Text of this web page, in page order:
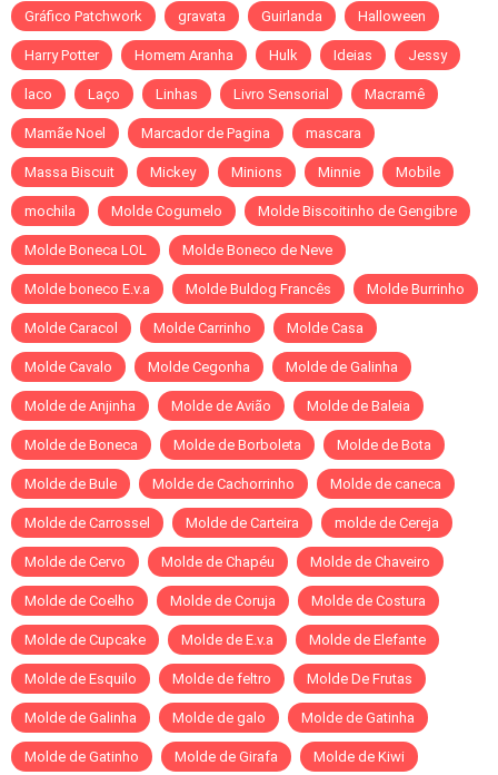
Gráfico Patchwork gravata Guirlanda Halloween
Harry Potter Homem Aranha Hulk Ideias Jessy
laco Laço Linhas Livro Sensorial Macramê
Mamãe Noel Marcador de Pagina mascara
Massa Biscuit Mickey Minions Minnie Mobile
mochila Molde Cogumelo Molde Biscoitinho de Gengibre
Molde Boneca LOL Molde Boneco de Neve
Molde boneco E.v.a Molde Buldog Francês Molde Burrinho
Molde Caracol Molde Carrinho Molde Casa
Molde Cavalo Molde Cegonha Molde de Galinha
Molde de Anjinha Molde de Avião Molde de Baleia
Molde de Boneca Molde de Borboleta Molde de Bota
Molde de Bule Molde de Cachorrinho Molde de caneca
Molde de Carrossel Molde de Carteira molde de Cereja
Molde de Cervo Molde de Chapéu Molde de Chaveiro
Molde de Coelho Molde de Coruja Molde de Costura
Molde de Cupcake Molde de E.v.a Molde de Elefante
Molde de Esquilo Molde de feltro Molde De Frutas
Molde de Galinha Molde de galo Molde de Gatinha
Molde de Gatinho Molde de Girafa Molde de Kiwi